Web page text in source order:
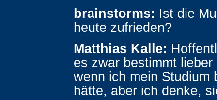
brainstorms: Ist die
heute zufrieden?
Matthias Kalle:
es zwar bestimmt lieber
wenn ich mein Studium
hätte, aber ich denke,